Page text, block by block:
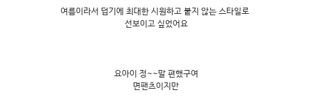
여름이라서 덥기에 최대한 시원하고 붙지 않는 스타일로
선보이고 싶었어요
요아이 정~~말 편했구여
면팬츠이지만